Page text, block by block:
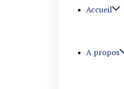
Accueil
A propos